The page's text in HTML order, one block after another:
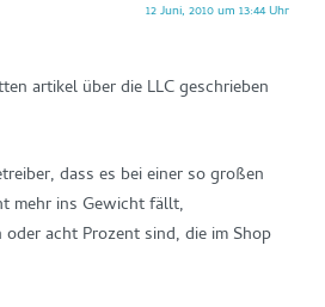
12 Juni, 2010 um 13:44 Uhr
artikel über die LLC geschrieben
dass es bei einer so großen
mehr ins Gewicht fällt,
acht Prozent sind, die im Shop